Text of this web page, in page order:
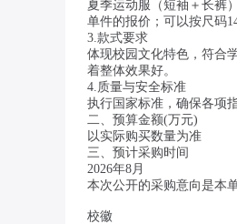
夏季运动服（短袖＋长裤
单件的报价；可以按尺码
3.款式要求
体现校园文化特色，符合
着整体效果好。
4.质量与安全标准
执行国家标准，确保各项
二、预算金额(万元)
以实际购买数量为准
三、预计采购时间
2026年8月
本次公开的采购意向是本
校徽